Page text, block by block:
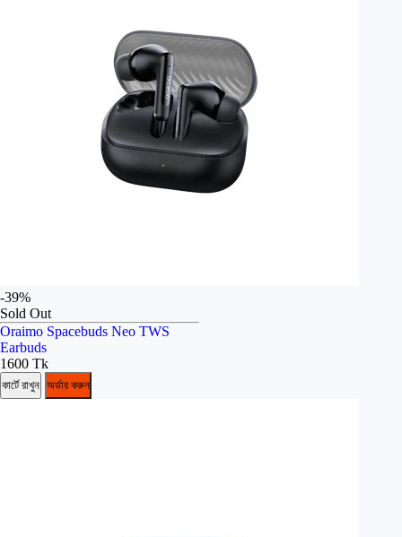
-39%
Sold Out
Oraimo Spacebuds Neo TWS
Earbuds
1600 Tk
কার্টে রাখুন অর্ডার করুন